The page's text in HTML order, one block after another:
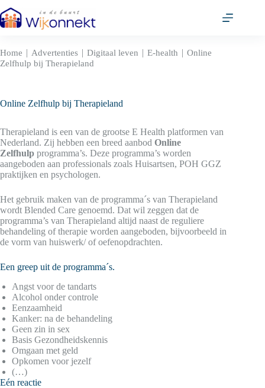
naar
de
Home | Advertenties | Digitaal leven | E-health | Online
Zelfhulp bij Therapieland
Online Zelfhulp bij Therapieland
Therapieland is een van de grootse E Health platformen van
Nederland. Zij hebben een breed aanbod Online
Zelfhulp programma’s. Deze programma’s worden
aangeboden aan professionals zoals Huisartsen, POH GGZ
praktijken en psychologen.
Het gebruik maken van de programma´s van Therapieland
wordt Blended Care genoemd. Dat wil zeggen dat de
programma’s van Therapieland altijd naast de reguliere
behandeling of therapie worden aangeboden, bijvoorbeeld in
de vorm van huiswerk/ of oefenopdrachten.
Een greep uit de programma´s.
Angst voor de tandarts
Alcohol onder controle
Eenzaamheid
Kanker: na de behandeling
Geen zin in sex
Basis Gezondheidskennis
Omgaan met geld
Opkomen voor jezelf
(…)
Eén reactie